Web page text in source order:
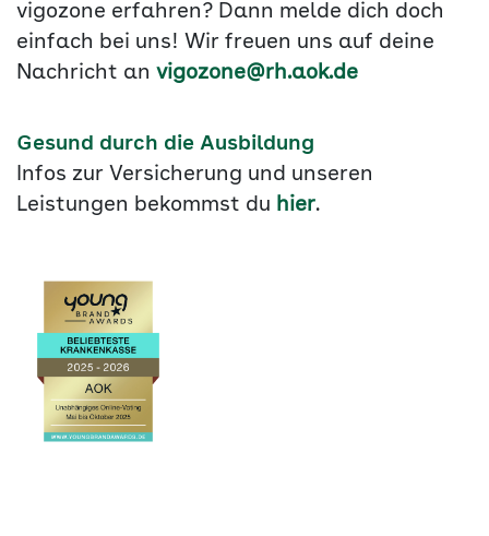
vigozone erfahren? Dann melde dich doch
einfach bei uns! Wir freuen uns auf deine
Nachricht an vigozone@rh.aok.de
Gesund durch die Ausbildung
Infos zur Versicherung und unseren
Leistungen bekommst du hier.